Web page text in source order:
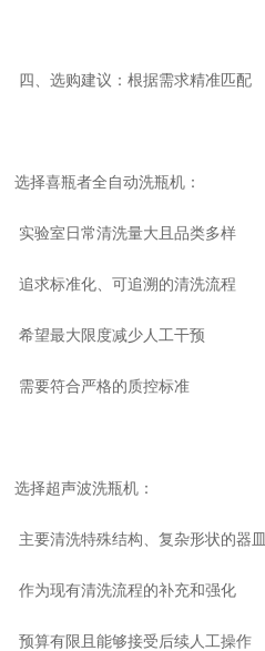
四、选购建议：根据需求精准匹配
选择喜瓶者全自动洗瓶机 ：
实验室日常清洗量大且品类多样
追求标准化、可追溯的清洗流程
希望最大限度减少人工干预
需要符合严格的质控标准
选择超声波洗瓶机：
主要清洗特殊结构、复杂形状的器皿
作为现有清洗流程的补充和强化
预算有限且能够接受后续人工操作